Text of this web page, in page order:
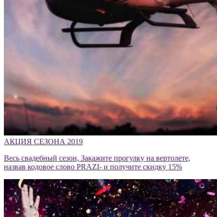
АКЦИЯ СЕЗОНА 2019
Весь свадебный сезон, Закажите прогулку на вертолете,
назвав кодовое слово PRAZI- и получите скидку 15%